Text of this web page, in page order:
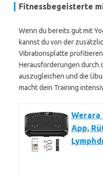
Fitnessbegeisterte
Wenn du bereits gut mit
kannst du von der
Vibrationsplatte
Herausforderungen durch
auszugleichen und die
macht dein Training
App,